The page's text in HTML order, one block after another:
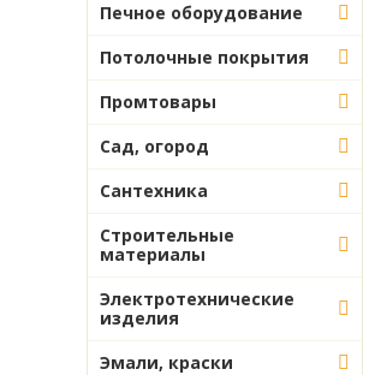
Печное оборудование
Потолочные покрытия
Промтовары
Сад, огород
Сантехника
Строительные
материалы
Электротехнические
изделия
Эмали, краски